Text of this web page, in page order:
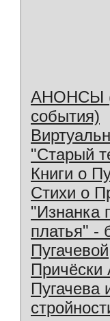
АНОНСЫ
события)
"Старый
Книги о
Стихи о
"Изнанка
платья" -
Пугачевой
Причёски
Пугачева